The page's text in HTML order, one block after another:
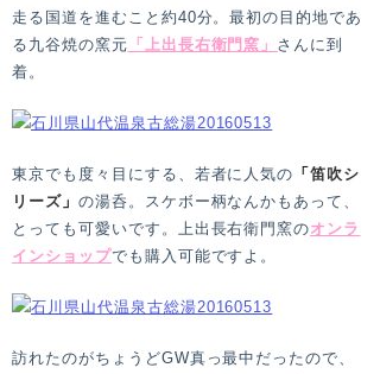
走る国道を進むこと約40分。最初の目的地であ
る九谷焼の窯元 「上出長右衛門窯」 さんに到
着。
東京でも度々目にする、若者に人気の 「笛吹シ
リーズ」 の湯呑。スケボー柄なんかもあって、
とっても可愛いです。上出長右衛門窯のオンラ
インショップでも購入可能ですよ。
訪れたのがちょうどGW真っ最中だったので、